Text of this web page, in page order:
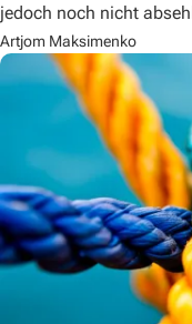
jedoch noch nicht
Artjom Maksimenko